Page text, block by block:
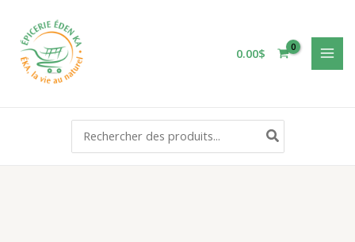
contenu
0.00$